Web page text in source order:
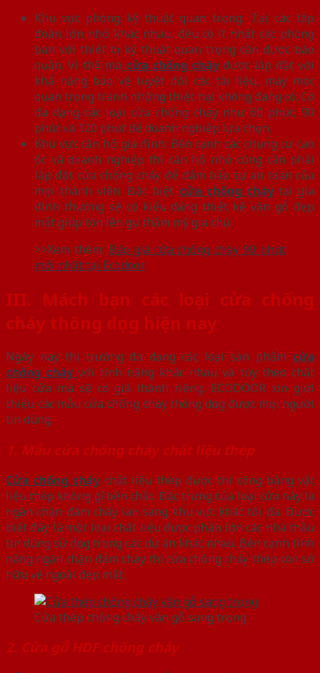
Khu vực phòng kỹ thuật quan trọng: Tại các tập
đoàn lớn nhỏ khác nhau, đều có ít nhất các phòng
ban với thiết bị kỹ thuật quan trọng cần được bảo
quản. Vì thế mà cửa chống cháyđược lắp đặt với
khả năng bảo vệ tuyệt đối các tài liệu, máy móc
quan trọng tránh những thiệt hại không đáng có. Có
đa dạng các loại cửa chống cháy như 60 phút, 90
phút và 120 phút để doanh nghiệp lựa chọn.
Khu vực căn hộ gia đình: Bên cạnh các chung cư cao
ốc và doanh nghiệp thì căn hộ nhỏ cũng cần phải
lắp đặt cửa chống cháy để đảm bảo sự an toàn của
mọi thành viên. Đặc biệt cửa chống cháytại gia
đình thường sẽ có kiểu dáng thiết kế vân gỗ đẹp
mắt giúp tôn lên gu thẩm mỹ gia chủ.
>>Xem thêm: Báo giá cửa chống cháy 90 phút
mới nhất tại Ecodoor
III. Mách bạn các loại cửa chống
cháy thông dụng hiện nay
Ngày nay thị trường đa dạng các loại sản phẩm cửa
chống cháy với tính năng khác nhau và tùy theo chất
liệu cửa mà sẽ có giá thành riêng. ECODOOR xin giới
thiệu các mẫu cửa chống cháy thông dụng được mọi người
tin dùng.
1. Mẫu cửa chống cháy chất liệu thép
Cửa chống cháychất liệu thép được thi công bằng vật
liệu thép không gỉ bền chắc. Đặc trưng của loại cửa này là
ngăn chặn đám cháy lan sang khu vực khác tối đa. Được
biết đây là một loại chất liệu được phần lớn các nhà thầu
tin dùng sử dụng trong các dự án khác nhau. Bên cạnh tính
năng ngăn chặn đám cháy thì cửa chống cháy thép còn sở
hữu vẻ ngoài đẹp mắt.
Cửa thép chống cháy vân gỗ sang trọng
2. Cửa gỗ HDF chống cháy